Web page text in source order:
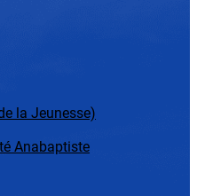
la Jeunesse)
Anabaptiste